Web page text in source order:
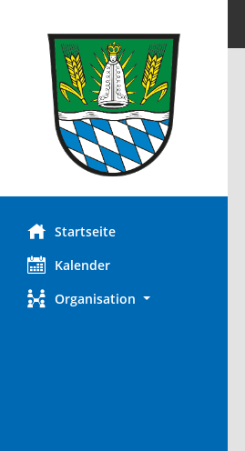
Startseite
Kalender
Organisation